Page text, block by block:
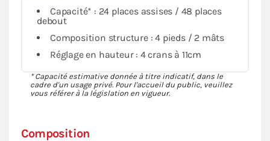
Composition
Capacité* : 24 places assises / 48 places
debout
Composition structure : 4 pieds / 2 mâts
Réglage en hauteur : 4 crans à 11cm
* Capacité estimative donnée à titre indicatif, dans le
cadre d'un usage privé. Pour l'accueil du public, veuillez
vous référer à la législation en vigueur.